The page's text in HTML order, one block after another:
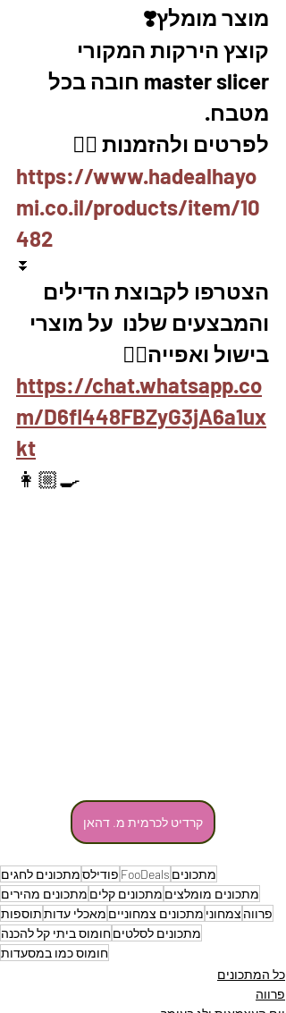
מוצר מומלץ❣️
קוצץ הירקות המקורי
master slicer חובה בכל
מטבח.
לפרטים ולהזמנות 👇🏼
https://www.hadealhayo
mi.co.il/products/item/10
482
⏬
הצטרפו לקבוצת הדילים
והמבצעים שלנו  על מוצרי
בישול ואפייה👇🏽
https://chat.whatsapp.co
m/D6fl448FBZyG3jA6a1ux
kt
👩🏼‍🍳
קרדיט לכרמית מ. דהאן
מתכונים FooDeals פודילסמתכונים לחגים
מתכונים מומלצים מתכונים קלים מתכונים מהירים
פרווה צמחוני מתכונים צמחוניים מאכלי עדותתוספות
מתכונים לסלטיםחומוס ביתי קל להכנה
חומוס כמו במסעדות
כל המתכונים
פרווה